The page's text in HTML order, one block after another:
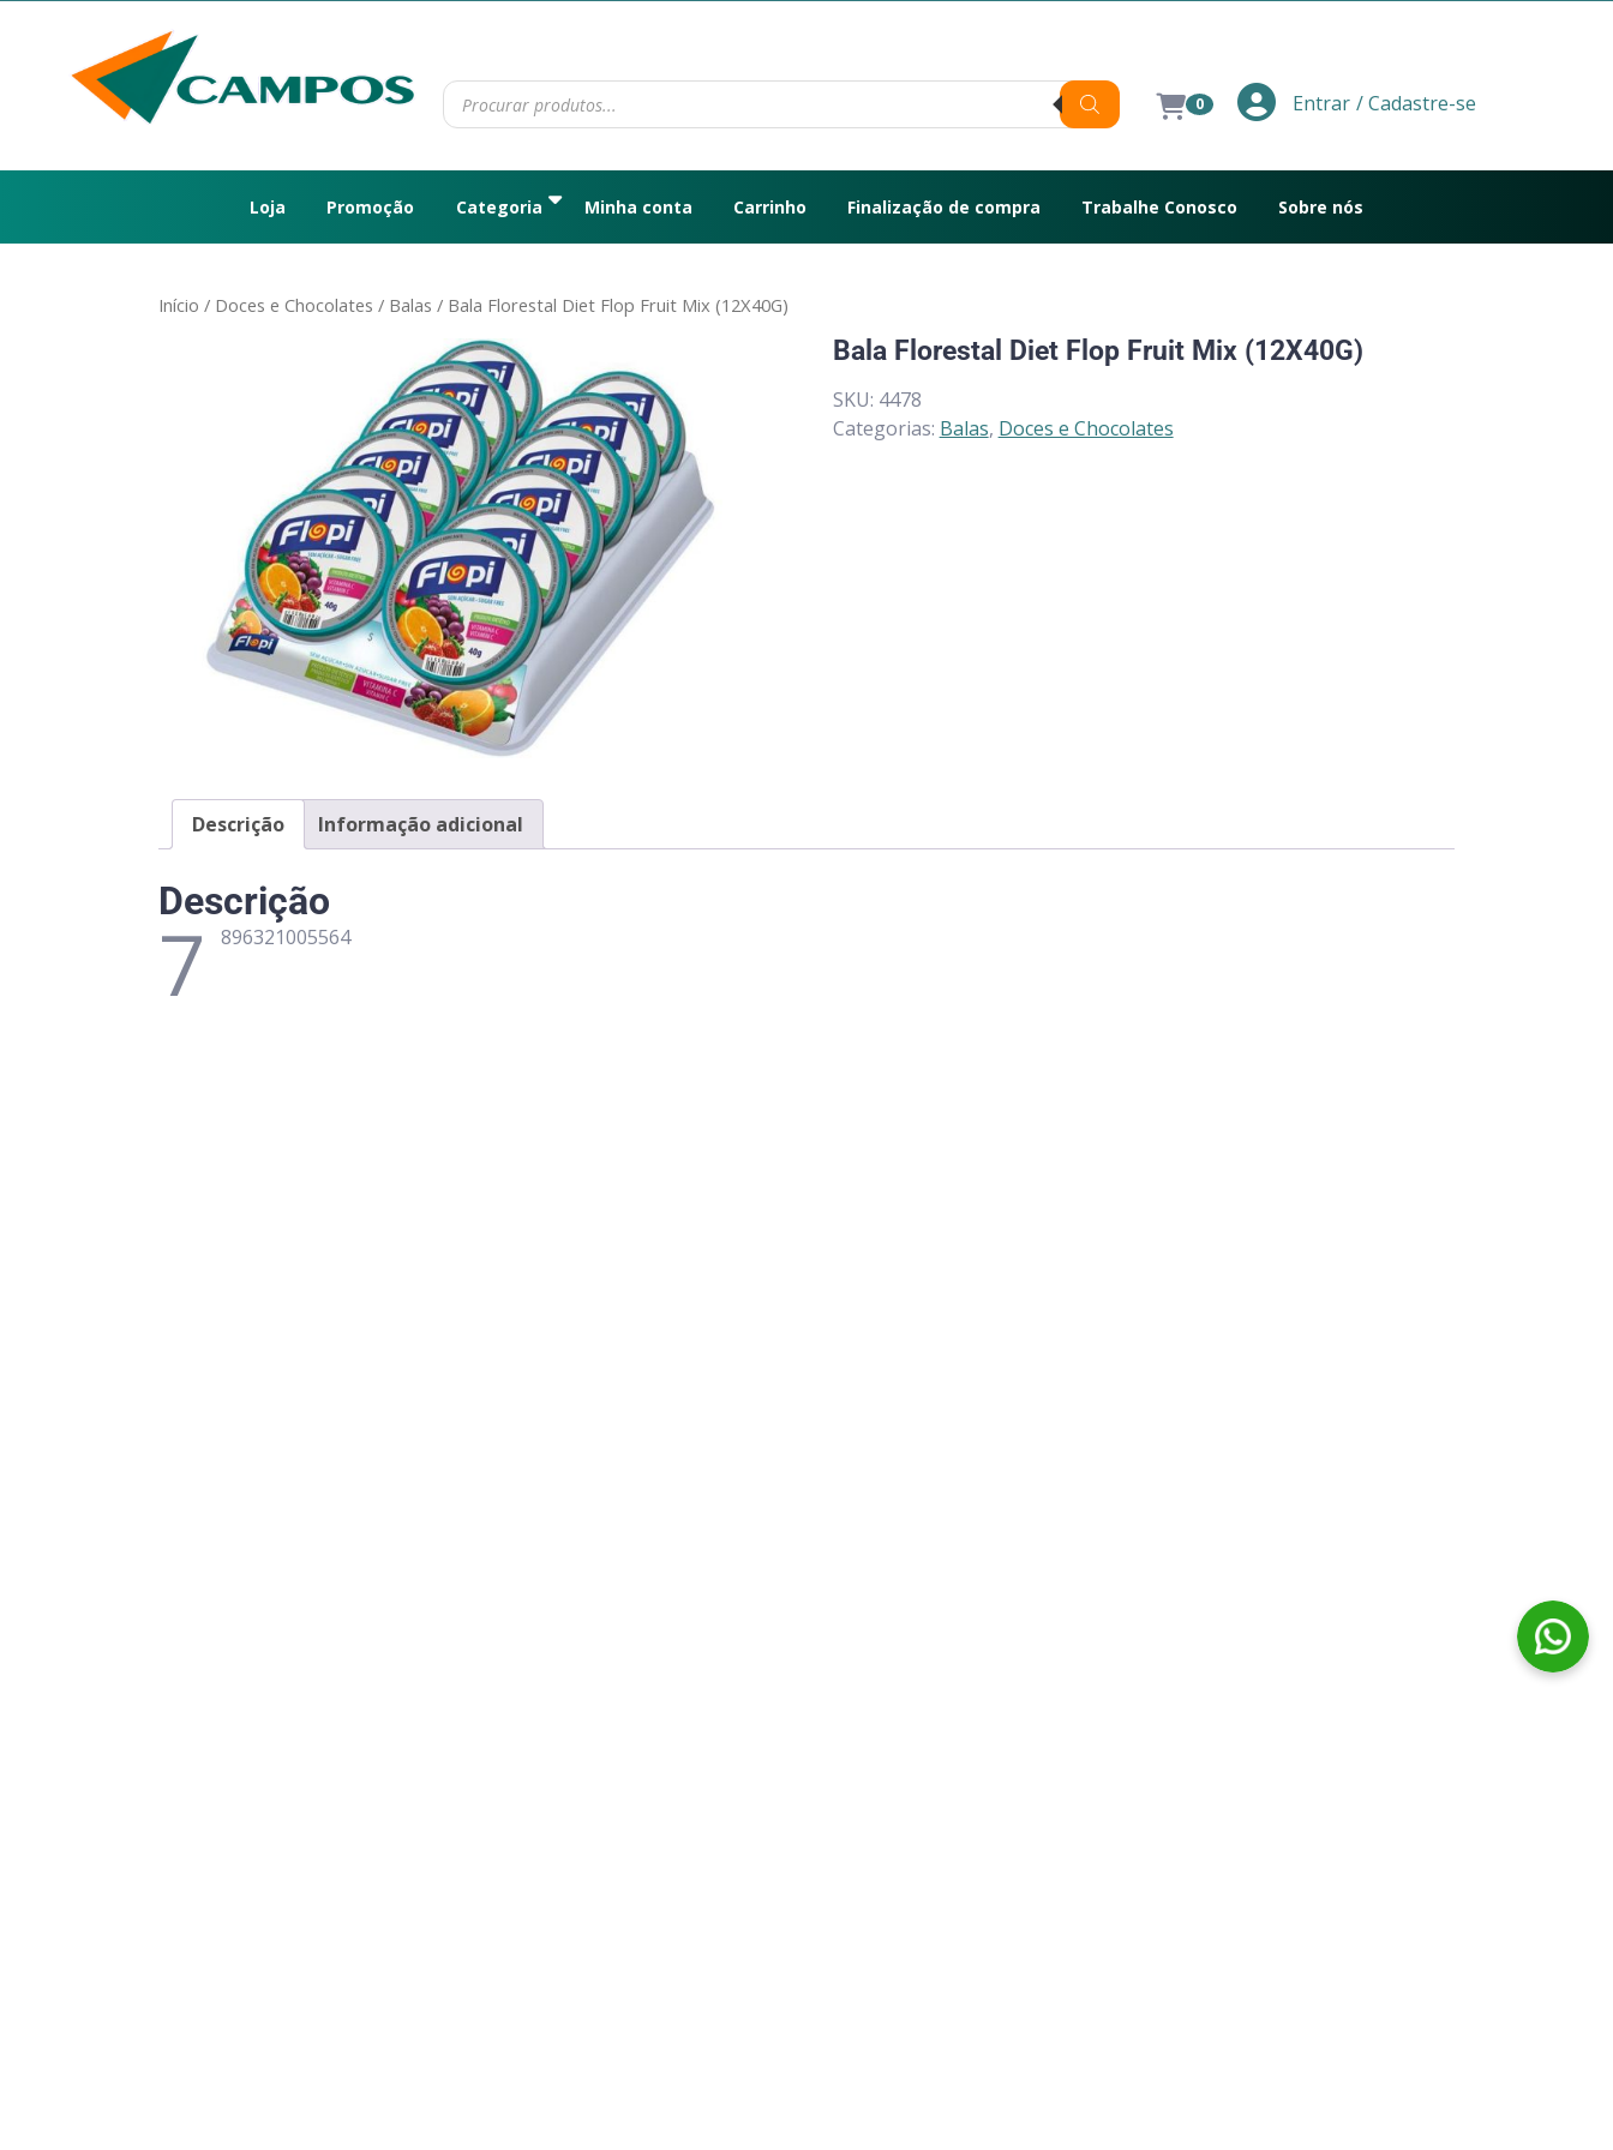
0 Entrar / Cadastre-se
Loja Promoção Categoria Minha conta Carrinho Finalização de compra Trabalhe Conosco Sobre nós
Início / Doces e Chocolates / Balas / Bala Florestal Diet Flop Fruit Mix (12X40G)
Bala Florestal Diet Flop Fruit Mix (12X40G)
SKU: 4478
Categorias: Balas, Doces e Chocolates
Descrição Informação adicional
Descrição
7 896321005564